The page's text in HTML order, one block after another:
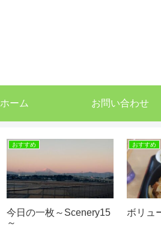
ホーム お問い合わせ
おすすめ
今日の一枚～Scenery15
～
おすすめ
ボリュ